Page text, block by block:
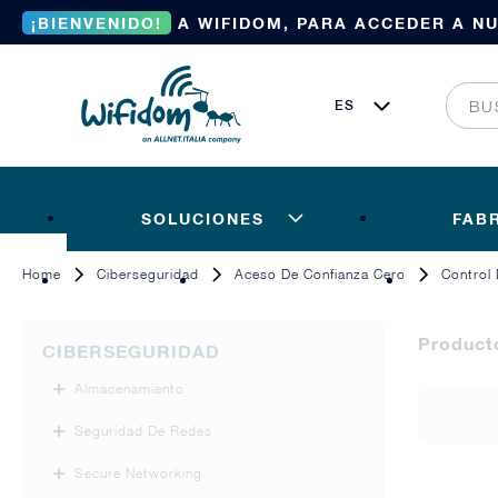
¡BIENVENIDO! A WIFIDOM, PARA ACCEDER A
SOLUCIONES
Home Ciberseguridad Aceso De Confianza Cero Control
CIBERSEGURIDAD
Almacenamiento
Seguridad De Redes
Secure Networking